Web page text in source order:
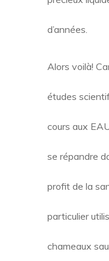
d’années.
Alors voilà!
études
cours aux
se répandre
profit de la
particulier
chameaux